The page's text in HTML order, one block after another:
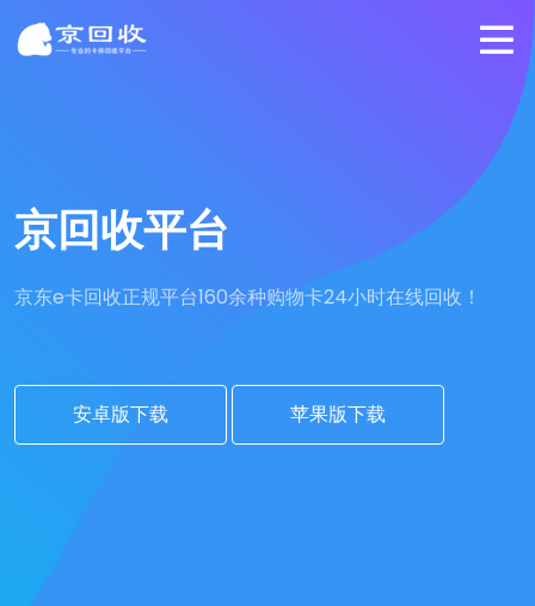
京回收平台
京东e卡回收正规平台160余种购物卡24小时在线回收！
安卓版下载 苹果版下载